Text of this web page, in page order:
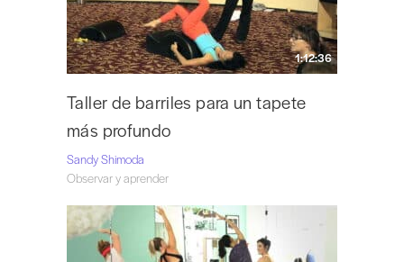
1:12:36
Taller de barriles para un tapete
más profundo
Sandy Shimoda
Observar y aprender